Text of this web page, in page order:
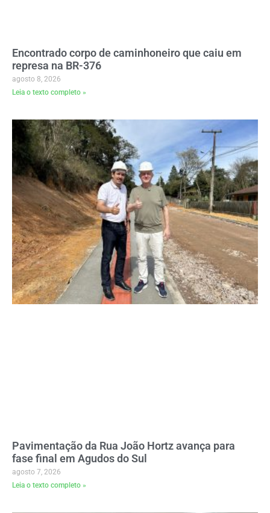
Encontrado corpo de caminhoneiro que caiu em
represa na BR-376
agosto 8, 2026
Leia o texto completo »
Pavimentação da Rua João Hortz avança para
fase final em Agudos do Sul
agosto 7, 2026
Leia o texto completo »